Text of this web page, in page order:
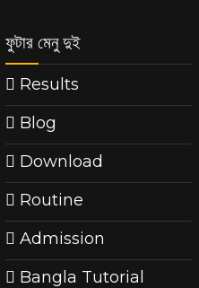
ফুটার মেনু দুই
Results
Blog
Download
Routine
Admission
Bangla Tutorial